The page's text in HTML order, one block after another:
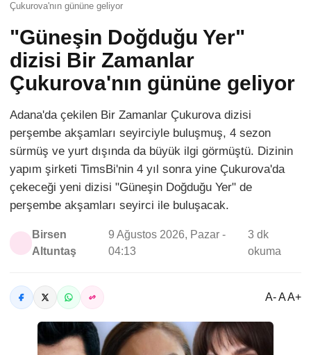
Çukurova'nın gününe geliyor
"Güneşin Doğduğu Yer"
dizisi Bir Zamanlar
Çukurova'nın gününe geliyor
Adana'da çekilen Bir Zamanlar Çukurova dizisi
perşembe akşamları seyirciyle buluşmuş, 4 sezon
sürmüş ve yurt dışında da büyük ilgi görmüştü. Dizinin
yapım şirketi TimsBi'nin 4 yıl sonra yine Çukurova'da
çekeceği yeni dizisi "Güneşin Doğduğu Yer" de
perşembe akşamları seyirci ile buluşacak.
Birsen
Altuntaş
9 Ağustos 2026, Pazar -
04:13
3 dk
okuma
A- A A+